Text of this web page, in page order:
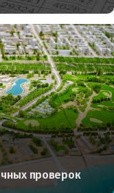
проверок